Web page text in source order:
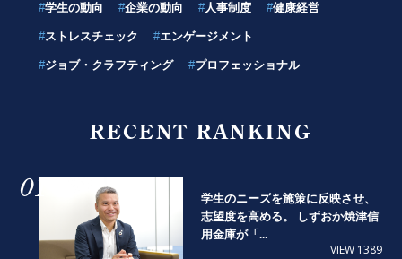
#学生の動向 #企業の動向 #人事制度 #健康経営
#ストレスチェック #エンゲージメント
#ジョブ・クラフティング #プロフェッショナル
RECENT RANKING
01
学生のニーズを施策に反映させ、
志望度を高める。 しずおか焼津信
用金庫が「...
VIEW 1389